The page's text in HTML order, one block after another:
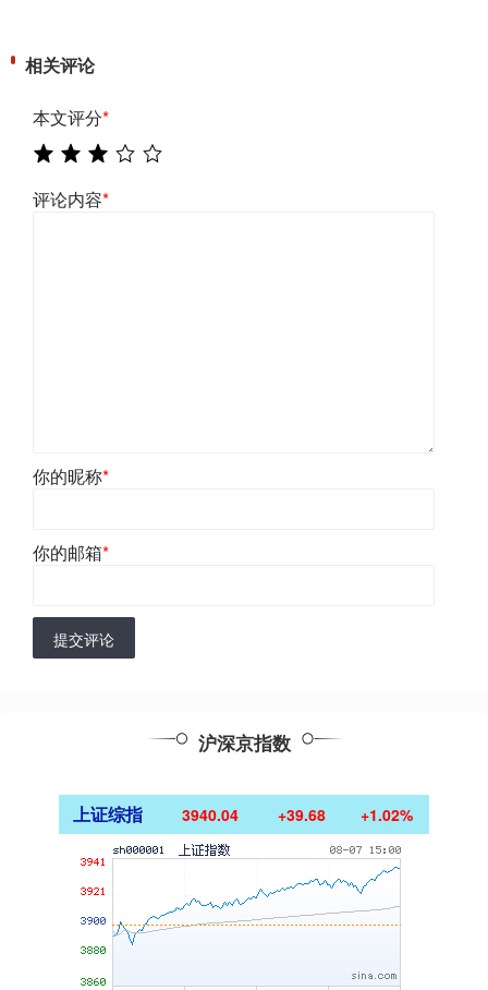
相关评论
本文评分*
评论内容*
你的昵称*
你的邮箱*
提交评论
沪深京指数
上证综指 3940.04 +39.68 +1.02%